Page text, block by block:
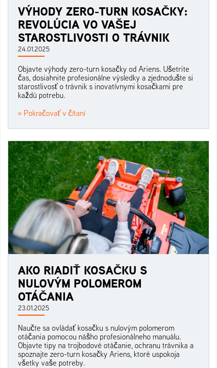
VÝHODY ZERO-TURN KOSAČKY:
REVOLÚCIA VO VAŠEJ
STAROSTLIVOSTI O TRÁVNIK
24.01.2025
Objavte výhody zero-turn kosačky od Ariens. Ušetrite
čas, dosiahnite profesionálne výsledky a zjednodušte si
starostlivosť o trávnik s inovatívnymi kosačkami pre
každú potrebu.
» Pokračovať v čítaní
AKO RIADIŤ KOSAČKU S
NULOVÝM POLOMEROM
OTÁČANIA
23.01.2025
Naučte sa ovládať kosačku s nulovým polomerom
otáčania pomocou nášho profesionálneho manuálu.
Objavte tipy na trojbodové otáčanie, ochranu trávnika a
spoznajte zero-turn kosačky Ariens, ktoré uspokoja
všetky vaše potreby.